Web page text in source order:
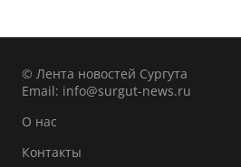
© Лента новостей Сургута
Email: info@surgut-news.ru
О нас
Контакты